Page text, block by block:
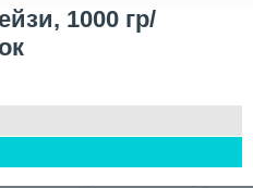
1000 гр/